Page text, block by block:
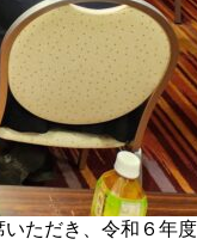
き、令和６年度